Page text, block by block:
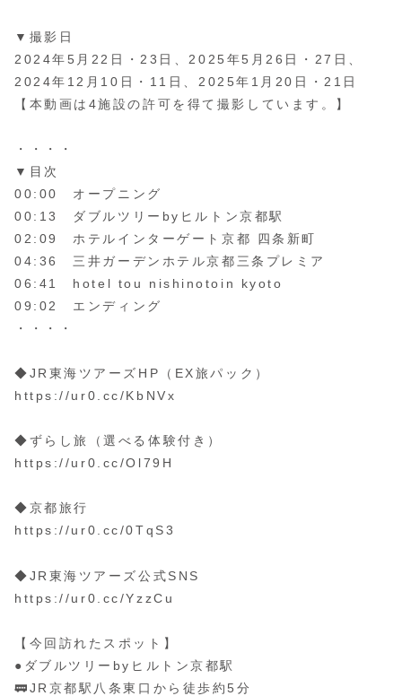
▼撮影日
2024年5月22日・23日、2025年5月26日・27日、
2024年12月10日・11日、2025年1月20日・21日
【本動画は4施設の許可を得て撮影しています。】
・・・・
▼目次
00:00 オープニング
00:13 ダブルツリーbyヒルトン京都駅
02:09 ホテルインターゲート京都 四条新町
04:36 三井ガーデンホテル京都三条プレミア
06:41 hotel tou nishinotoin kyoto
09:02 エンディング
・・・・
◆JR東海ツアーズHP（EX旅パック）
https://ur0.cc/KbNVx
◆ずらし旅（選べる体験付き）
https://ur0.cc/Ol79H
◆京都旅行
https://ur0.cc/0TqS3
◆JR東海ツアーズ公式SNS
https://ur0.cc/YzzCu
【今回訪れたスポット】
●ダブルツリーbyヒルトン京都駅
🚃JR京都駅八条東口から徒歩約5分